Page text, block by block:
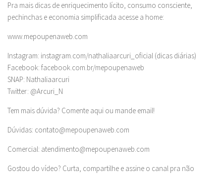
Pra mais dicas de enriquecimento lícito, consumo consciente,
pechinchas e economia simplificada acesse a home:
www.mepoupenaweb.com
Instagram: instagram.com/nathaliaarcuri_oficial (dicas diárias)
Facebook: facebook.com.br/mepoupenaweb
SNAP: Nathaliaarcuri
Twitter: @Arcuri_N
Tem mais dúvida? Comente aqui ou mande email!
Dúvidas: contato@mepoupenaweb.com
Comercial: atendimento@mepoupenaweb.com
Gostou do vídeo? Curta, compartilhe e assine o canal pra não